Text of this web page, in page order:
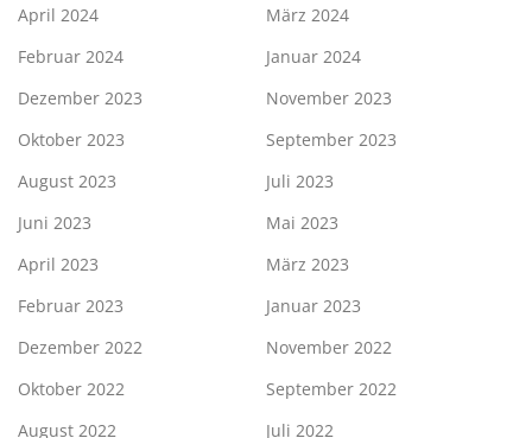
April 2024
März 2024
Februar 2024
Januar 2024
Dezember 2023
November 2023
Oktober 2023
September 2023
August 2023
Juli 2023
Juni 2023
Mai 2023
April 2023
März 2023
Februar 2023
Januar 2023
Dezember 2022
November 2022
Oktober 2022
September 2022
August 2022
Juli 2022